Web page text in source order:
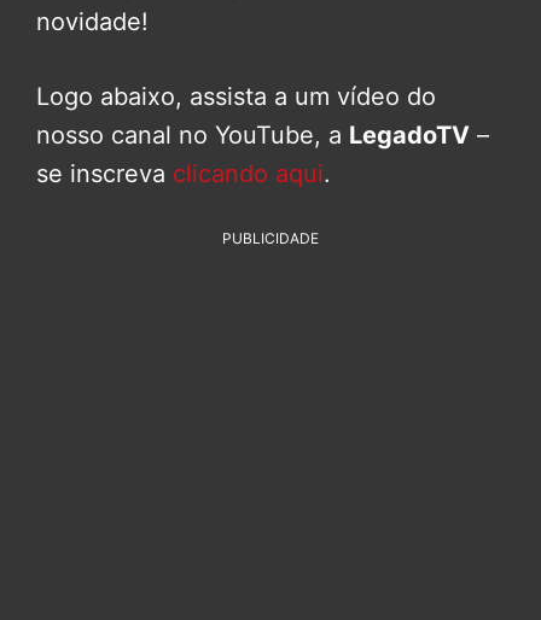
novidade!
Logo abaixo, assista a um vídeo do
nosso canal no YouTube, a LegadoTV –
se inscreva clicando aqui.
PUBLICIDADE